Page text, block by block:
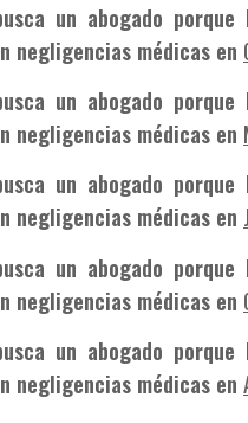
un abogado
negligencias médicas en
un abogado
negligencias médicas en
un abogado
negligencias médicas en
un abogado
negligencias médicas en
un abogado
negligencias médicas en